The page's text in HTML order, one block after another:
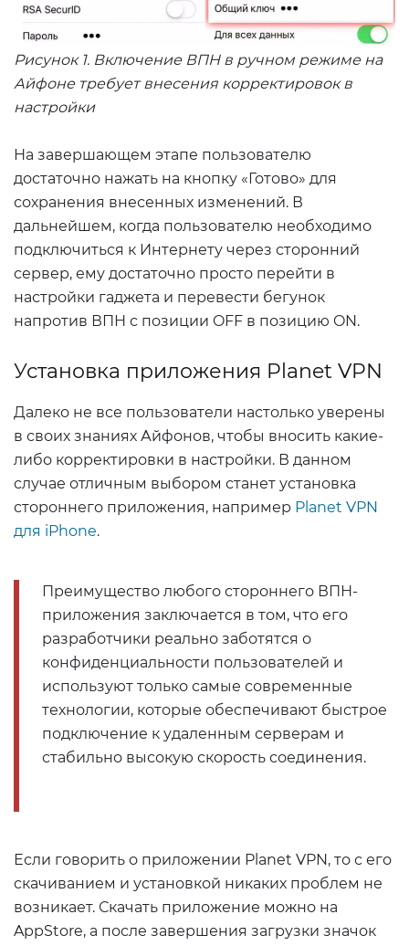
Рисунок 1. Включение ВПН в ручном режиме на
Айфоне требует внесения корректировок в
настройки
На завершающем этапе пользователю
достаточно нажать на кнопку «Готово» для
сохранения внесенных изменений. В
дальнейшем, когда пользователю необходимо
подключиться к Интернету через сторонний
сервер, ему достаточно просто перейти в
настройки гаджета и перевести бегунок
напротив ВПН с позиции OFF в позицию ON.
Установка приложения Planet VPN
Далеко не все пользователи настолько уверены
в своих знаниях Айфонов, чтобы вносить какие-
либо корректировки в настройки. В данном
случае отличным выбором станет установка
стороннего приложения, например Planet VPN
для iPhone.
Преимущество любого стороннего ВПН-
приложения заключается в том, что его
разработчики реально заботятся о
конфиденциальности пользователей и
используют только самые современные
технологии, которые обеспечивают быстрое
подключение к удаленным серверам и
стабильно высокую скорость соединения.
Если говорить о приложении Planet VPN, то с его
скачиванием и установкой никаких проблем не
возникает. Скачать приложение можно на
AppStore, а после завершения загрузки значок